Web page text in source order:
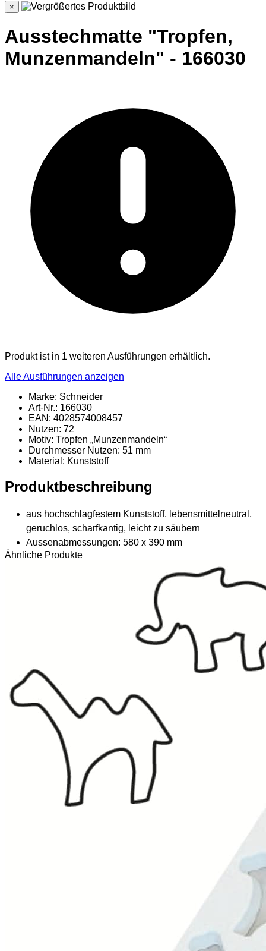
×
Ausstechmatte "Tropfen,
Munzenmandeln" - 166030
Produkt ist in 1 weiteren Ausführungen erhältlich.
Alle Ausführungen anzeigen
Marke: Schneider
Art-Nr.: 166030
EAN: 4028574008457
Nutzen: 72
Motiv: Tropfen „Munzenmandeln“
Durchmesser Nutzen: 51 mm
Material : Kunststoff
Produktbeschreibung
aus hochschlagfestem Kunststoff, lebensmittelneutral,
geruchlos, scharfkantig, leicht zu säubern
Aussenabmessungen: 580 x 390 mm
Ähnliche Produkte